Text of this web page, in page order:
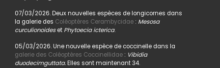
07/03/2026. Deux nouvelles espèces de longicornes dans
la galerie des Coléoptères Cerambycidae: Mesosa
curculionoideset Phytoecia icterica.
05/03/2026. Une nouvelle espèce de coccinelle dans la
galerie des Coléoptères Coccinellidae: Vibidia
duodecimguttata.Elles sont maintenant 34.